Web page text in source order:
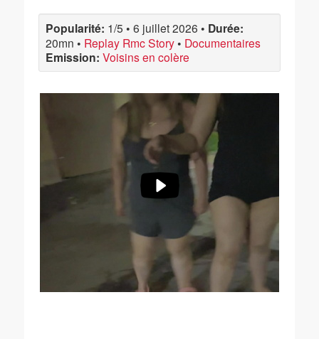
Popularité: 1/5 • 6 juillet 2026 • Durée:
20mn • Replay Rmc Story • Documentaires
Emission: Voisins en colère